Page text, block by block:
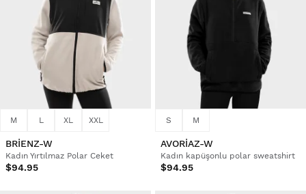
M L XL XXL
BRIENZ-W
Kadın Yırtılmaz Polar Ceket
$94.95
S M
AVORIAZ-W
Kadın kapüşonlu polar sweatshirt
$94.95